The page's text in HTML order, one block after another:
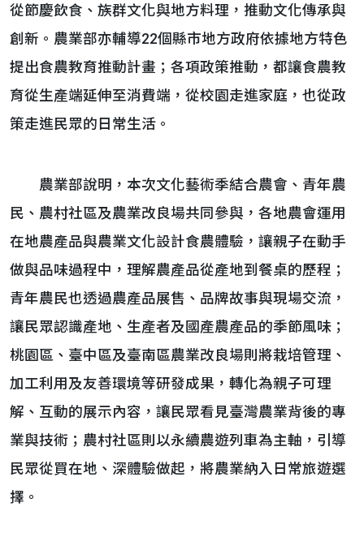
從節慶飲食、族群文化與地方料理，推動文化傳承與
創新。農業部亦輔導22個縣市地方政府依據地方特色
提出食農教育推動計畫；各項政策推動，都讓食農教
育從生產端延伸至消費端，從校園走進家庭，也從政
策走進民眾的日常生活。
農業部說明，本次文化藝術季結合農會、青年農
民、農村社區及農業改良場共同參與，各地農會運用
在地農產品與農業文化設計食農體驗，讓親子在動手
做與品味過程中，理解農產品從產地到餐桌的歷程；
青年農民也透過農產品展售、品牌故事與現場交流，
讓民眾認識產地、生產者及國產農產品的季節風味；
桃園區、臺中區及臺南區農業改良場則將栽培管理、
加工利用及友善環境等研發成果，轉化為親子可理
解、互動的展示內容，讓民眾看見臺灣農業背後的專
業與技術；農村社區則以永續農遊列車為主軸，引導
民眾從買在地、深體驗做起，將農業納入日常旅遊選
擇。